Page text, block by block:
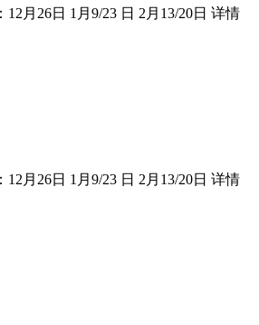
月26日 1月9/23 日 2月13/20日 详情
月26日 1月9/23 日 2月13/20日 详情